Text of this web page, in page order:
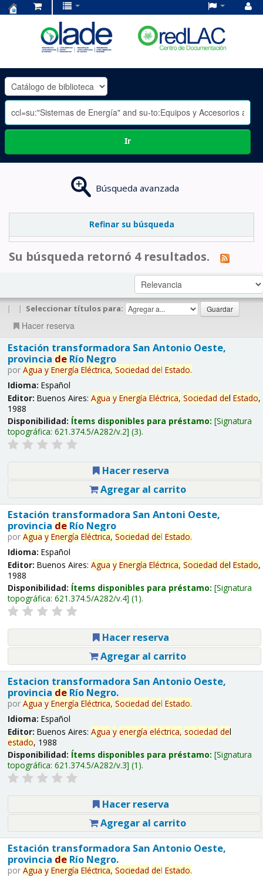
OLADE
-
Ir
Búsqueda avanzada
Refinar su búsqueda
Su búsqueda retornó 4 resultados.
| | Seleccionar títulos para:
Hacer reserva
Estación transformadora San Antonio Oeste,
provincia deRío Negro
por Agua y Energía Eléctrica, Sociedad del Estado.
Idioma: Español
Editor: Buenos Aires: Agua y Energía Eléctrica, Sociedad del Estado,
1988
Disponibilidad: Ítems disponibles para préstamo: Signatura
topográfica: 621.374.5/A282/v.2 (3).
Hacer reserva
Agregar al carrito
Estación transformadora San Antoni Oeste,
provincia deRío Negro
por Agua y Energía Eléctrica, Sociedad del Estado.
Idioma: Español
Editor: Buenos Aires: Agua y Energía Eléctrica, Sociedad del Estado,
1988
Disponibilidad: Ítems disponibles para préstamo: Signatura
topográfica: 621.374.5/A282/v.4 (1).
Hacer reserva
Agregar al carrito
Estacion transformadora San Antonio Oeste,
provincia deRío Negro.
por Agua y Energía Eléctrica, Sociedad del Estado.
Idioma: Español
Editor: Buenos Aires: Agua y energía eléctrica, sociedad del
estado, 1988
Disponibilidad: Ítems disponibles para préstamo: Signatura
topográfica: 621.374.5/A282/v.3 (1).
Hacer reserva
Agregar al carrito
Estación transformadora San Antonio Oeste,
provincia deRío Negro.
por Agua y Energía Eléctrica, Sociedad del Estado.